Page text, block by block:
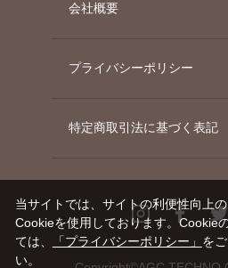
会社概要
プライバシーポリシー
特定商取引法に基づく表記
当サイトでは、サイトの利便性向上
Cookieを使用しております。Cookie
ては、
「プライバシーポリシー」 を
い。